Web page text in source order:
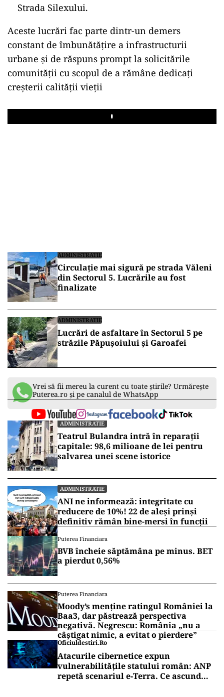
Strada Silexului.
Aceste lucrări fac parte dintr-un demers
constant de îmbunătățire a infrastructurii
urbane și de răspuns prompt la solicitările
comunității cu scopul de a rămâne dedicați
creșterii calității vieții
Play
ADMINISTRATIE
Circulație mai sigură pe strada Văleni
din Sectorul 5. Lucrările au fost
finalizate
ADMINISTRATIE
Lucrări de asfaltare în Sectorul 5 pe
străzile Păpușoiului și Garoafei
Vrei să fii mereu la curent cu toate știrile? Urmărește
Puterea.ro și pe canalul de WhatsApp
ADMINISTRATIE
Teatrul Bulandra intră în reparații
capitale: 98,6 milioane de lei pentru
salvarea unei scene istorice
ADMINISTRATIE
ANI ne informează: integritate cu
reducere de 10%! 22 de aleși prinși
definitiv rămân bine-mersi în funcții
Puterea Financiara
BVB încheie săptămâna pe minus. BET
a pierdut 0,56%
Puterea Financiara
Moody’s menține ratingul României la
Baa3, dar păstrează perspectiva
negativă. Negrescu: România „nu a
câștigat nimic, a evitat o pierdere”
Oficiuldestiri.ro
Atacurile cibernetice expun
vulnerabilitățile statului român: ANP
repetă scenariul e‑Terra. Ce ascund